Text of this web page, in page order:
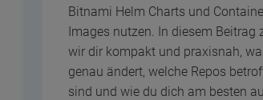
Bitnami Helm Charts und
Images nutzen. In diesem Beitrag
wir dir kompakt und praxisnah,
genau ändert, welche Repos
sind und wie du dich am besten